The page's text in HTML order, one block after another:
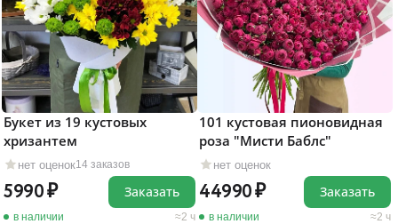
нет оценок14 заказов
Букет из 19 кустовых
хризантем
5990
в наличии 2 ч
Заказать
нет оценок
101 кустовая пионовидная
роза "Мисти Баблс"
44990
в наличии 2 ч
Заказать